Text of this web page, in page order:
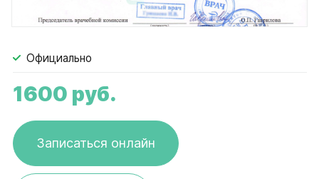
Официально
1600 руб.
Записаться онлайн